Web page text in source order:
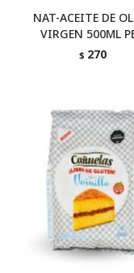
NAT-ACEITE DE
VIRGEN 500ML
$ 270